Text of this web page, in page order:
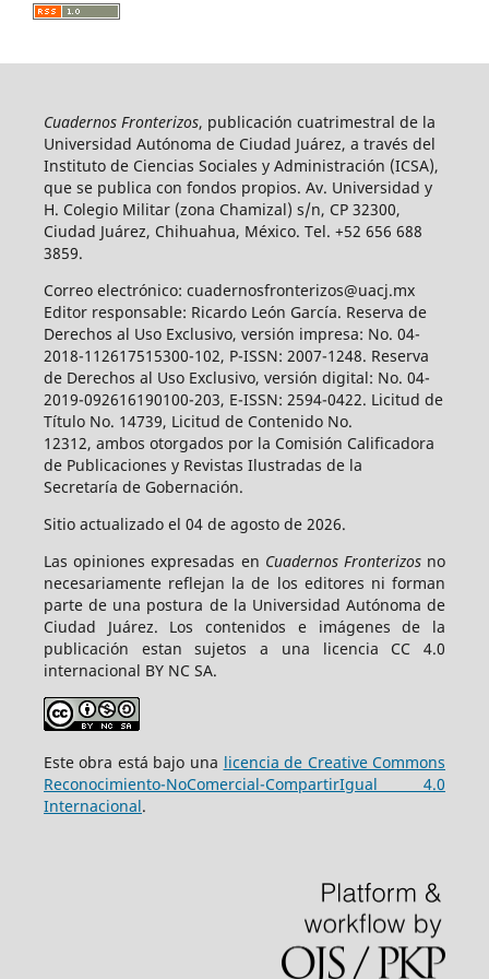
Cuadernos Fronterizos, publicación cuatrimestral de la
Universidad Autónoma de Ciudad Juárez, a través del
Instituto de Ciencias Sociales y Administración (ICSA),
que se publica con fondos propios. Av. Universidad y
H. Colegio Militar (zona Chamizal) s/n, CP 32300,
Ciudad Juárez, Chihuahua, México. Tel. +52 656 688
3859.
Correo electrónico: cuadernosfronterizos@uacj.mx
Editor responsable: Ricardo León García. Reserva de
Derechos al Uso Exclusivo, versión impresa: No. 04-
2018-112617515300-102, P-ISSN: 2007-1248. Reserva
de Derechos al Uso Exclusivo, versión digital: No. 04-
2019-092616190100-203, E-ISSN: 2594-0422. Licitud de
Título No. 14739, Licitud de Contenido No.
12312, ambos otorgados por la Comisión Calificadora
de Publicaciones y Revistas Ilustradas de la
Secretaría de Gobernación.
Sitio actualizado el 04 de agosto de 2026.
Las opiniones expresadas en Cuadernos Fronterizosno
necesariamente reflejan la de los editores ni forman
parte de una postura de la Universidad Autónoma de
Ciudad Juárez. Los contenidos e imágenes de la
publicación estan sujetos a una licencia CC 4.0
internacional BY NC SA.
Este obra está bajo una licencia de Creative Commons
Reconocimiento-NoComercial-CompartirIgual 4.0
Internacional.